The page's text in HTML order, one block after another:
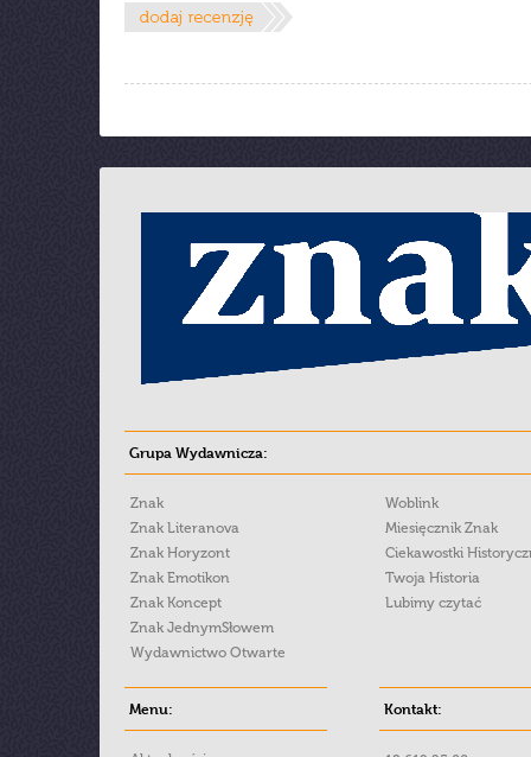
Grupa Wydawnicza:
Znak
Znak Literanova
Znak Horyzont
Znak Emotikon
Znak Koncept
Znak JednymSłowem
Wydawnictwo Otwarte
Woblink
Miesięcznik Znak
Ciekawostki
Twoja Historia
Lubimy czytać
Menu: Kontakt: